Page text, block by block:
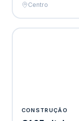
Centro
CONSTRUÇÃO